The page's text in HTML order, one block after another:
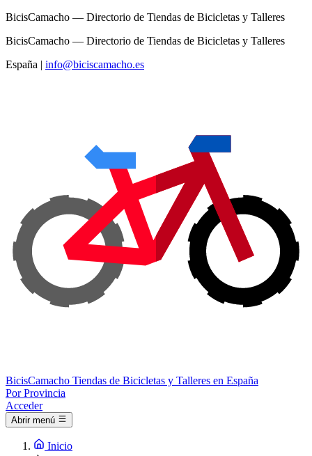
BicisCamacho — Directorio de Tiendas de Bicicletas y Talleres
BicisCamacho — Directorio de Tiendas de Bicicletas y Talleres
España | info@biciscamacho.es
BicisCamacho Tiendas de Bicicletas y Talleres en España
Por Provincia
Acceder
Abrir menú
Inicio